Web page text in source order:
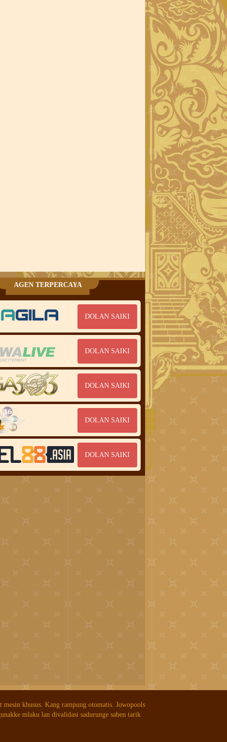
AGEN TERPERCAYA
DOLAN SAIKI
DOLAN SAIKI
DOLAN SAIKI
DOLAN SAIKI
DOLAN SAIKI
khusus. Kang rampung otomatis. Jowopools
mlaku lan divalidasi sadurunge saben tarik